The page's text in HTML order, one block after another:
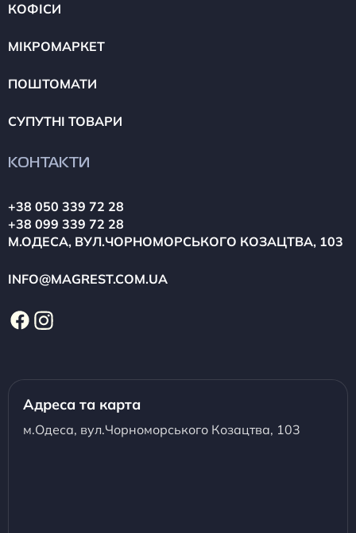
КОФІСИ
МІКРОМАРКЕТ
ПОШТОМАТИ
СУПУТНІ ТОВАРИ
КОНТАКТИ
+38 050 339 72 28
+38 099 339 72 28
М.ОДЕСА, ВУЛ.ЧОРНОМОРСЬКОГО КОЗАЦТВА, 103
INFO@MAGREST.COM.UA
Адреса та карта
м.Одеса, вул.Чорноморського Козацтва, 103